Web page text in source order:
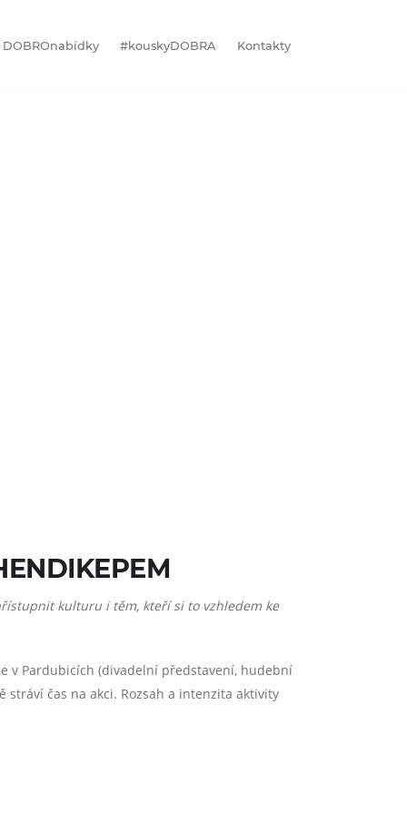
DOBROnabídky #kouskyDOBRA Kontakty
kulturu i těm, kteří si to vzhledem ke
v Pardubicích (divadelní představení, hudební
čas na akci. Rozsah a intenzita aktivity